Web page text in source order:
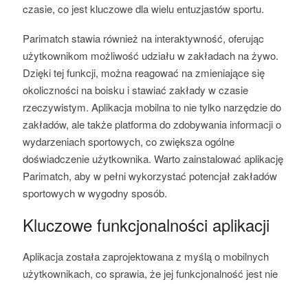
czasie, co jest kluczowe dla wielu entuzjastów sportu.
Parimatch stawia również na interaktywność, oferując
użytkownikom możliwość udziału w zakładach na żywo.
Dzięki tej funkcji, można reagować na zmieniające się
okoliczności na boisku i stawiać zakłady w czasie
rzeczywistym. Aplikacja mobilna to nie tylko narzędzie do
zakładów, ale także platforma do zdobywania informacji o
wydarzeniach sportowych, co zwiększa ogólne
doświadczenie użytkownika. Warto zainstalować aplikację
Parimatch, aby w pełni wykorzystać potencjał zakładów
sportowych w wygodny sposób.
Kluczowe funkcjonalności aplikacji
Aplikacja została zaprojektowana z myślą o mobilnych
użytkownikach, co sprawia, że jej funkcjonalność jest nie